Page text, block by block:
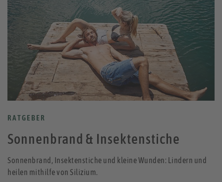
RATGEBER
Sonnenbrand & Insektenstiche
Sonnenbrand, Insektenstiche und kleine Wunden: Lindern und
heilen mithilfe von Silizium.